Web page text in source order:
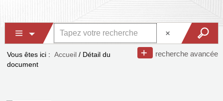
recherche avancée
Vous êtes ici : Accueil / Détail du
document